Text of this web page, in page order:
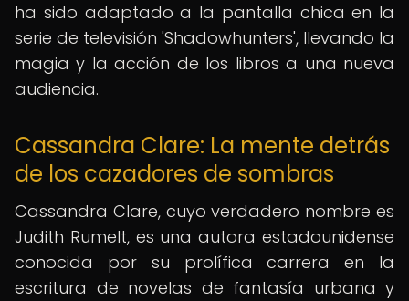
ha sido adaptado a la pantalla chica en la
serie de televisión 'Shadowhunters', llevando la
magia y la acción de los libros a una nueva
audiencia.
Cassandra Clare: La mente detrás
de los cazadores de sombras
Cassandra Clare, cuyo verdadero nombre es
Judith Rumelt, es una autora estadounidense
conocida por su prolífica carrera en la
escritura de novelas de fantasía urbana y